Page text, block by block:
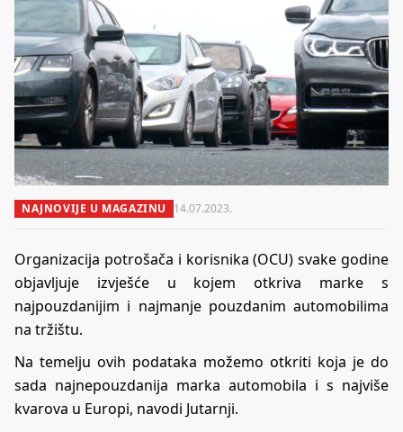
NAJNOVIJE U MAGAZINU 14.07.2023.
Organizacija potrošača i korisnika (OCU) svake godine
objavljuje izvješće u kojem otkriva marke s
najpouzdanijim i najmanje pouzdanim automobilima
na tržištu.
Na temelju ovih podataka možemo otkriti koja je do
sada najnepouzdanija marka automobila i s najviše
kvarova u Europi, navodi Jutarnji.